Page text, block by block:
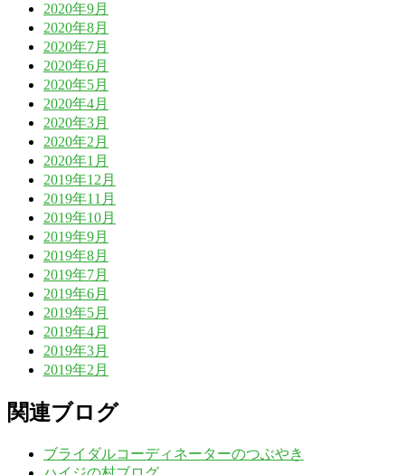
2020年9月
2020年8月
2020年7月
2020年6月
2020年5月
2020年4月
2020年3月
2020年2月
2020年1月
2019年12月
2019年11月
2019年10月
2019年9月
2019年8月
2019年7月
2019年6月
2019年5月
2019年4月
2019年3月
2019年2月
関連ブログ
ブライダルコーディネーターのつぶやき